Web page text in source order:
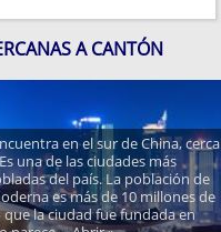
A CANTÓN
en el sur de China, cerca
una de las ciudades más
del país. La población de
es más de 10 millones de
la ciudad fue fundada en